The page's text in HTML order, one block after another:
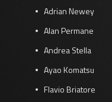
Adrian Newey
Alan Permane
Andrea Stella
Ayao Komatsu
Flavio Briatore